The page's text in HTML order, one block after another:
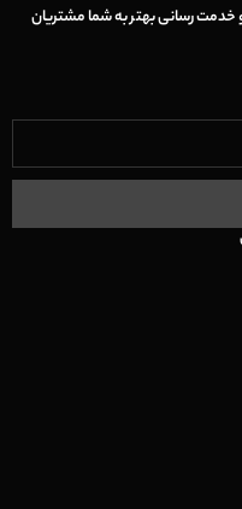
خدمت رسانی بهتر به شما مشتریان